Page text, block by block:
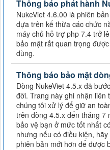
Thông báo phát hành
NukeViet 4.6.00 là phiên
dựa trên kế thừa các chức
máy chủ hỗ trợ php 7.4 trở
bảo mật rất quan trọng
dùng.
Thông báo bảo mật
Dòng NukeViet 4.5.x đã
đời. Trang này ghi nhận liên
chúng tôi xử lý để giữ an
trên dòng 4.5.x đến tháng 7
bảo vệ bạn ở mức tốt nhất
nhưng nếu có điều kiện,
phiên bản mới hơn để được